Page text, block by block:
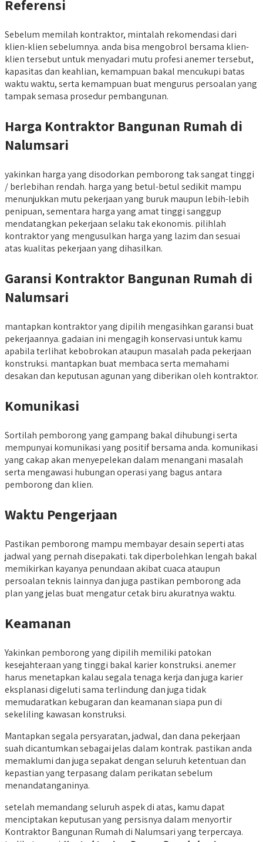
Referensi
Sebelum memilah kontraktor, mintalah rekomendasi dari
klien-klien sebelumnya. anda bisa mengobrol bersama klien-
klien tersebut untuk menyadari mutu profesi anemer tersebut,
kapasitas dan keahlian, kemampuan bakal mencukupi batas
waktu waktu, serta kemampuan buat mengurus persoalan yang
tampak semasa prosedur pembangunan.
Harga Kontraktor Bangunan Rumah di
Nalumsari
yakinkan harga yang disodorkan pemborong tak sangat tinggi
/ berlebihan rendah. harga yang betul-betul sedikit mampu
menunjukkan mutu pekerjaan yang buruk maupun lebih-lebih
penipuan, sementara harga yang amat tinggi sanggup
mendatangkan pekerjaan selaku tak ekonomis. pilihlah
kontraktor yang mengusulkan harga yang lazim dan sesuai
atas kualitas pekerjaan yang dihasilkan.
Garansi Kontraktor Bangunan Rumah di
Nalumsari
mantapkan kontraktor yang dipilih mengasihkan garansi buat
pekerjaannya. gadaian ini mengagih konservasi untuk kamu
apabila terlihat kebobrokan ataupun masalah pada pekerjaan
konstruksi. mantapkan buat membaca serta memahami
desakan dan keputusan agunan yang diberikan oleh kontraktor.
Komunikasi
Sortilah pemborong yang gampang bakal dihubungi serta
mempunyai komunikasi yang positif bersama anda. komunikasi
yang cakap akan menyepelekan dalam menangani masalah
serta mengawasi hubungan operasi yang bagus antara
pemborong dan klien.
Waktu Pengerjaan
Pastikan pemborong mampu membayar desain seperti atas
jadwal yang pernah disepakati. tak diperbolehkan lengah bakal
memikirkan kayanya penundaan akibat cuaca ataupun
persoalan teknis lainnya dan juga pastikan pemborong ada
plan yang jelas buat mengatur cetak biru akuratnya waktu.
Keamanan
Yakinkan pemborong yang dipilih memiliki patokan
kesejahteraan yang tinggi bakal karier konstruksi. anemer
harus menetapkan kalau segala tenaga kerja dan juga karier
eksplanasi digeluti sama terlindung dan juga tidak
memudaratkan kebugaran dan keamanan siapa pun di
sekeliling kawasan konstruksi.
Mantapkan segala persyaratan, jadwal, dan dana pekerjaan
suah dicantumkan sebagai jelas dalam kontrak. pastikan anda
memaklumi dan juga sepakat dengan seluruh ketentuan dan
kepastian yang terpasang dalam perikatan sebelum
menandatanganinya.
setelah memandang seluruh aspek di atas, kamu dapat
menciptakan keputusan yang persisnya dalam menyortir
Kontraktor Bangunan Rumah di Nalumsari yang terpercaya.